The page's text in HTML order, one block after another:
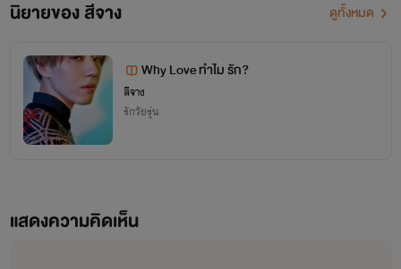
ครอบครัว เธอสวยใจดีกับคนรอบข้าง เย็นชา เเละไม่ยอมใคร
มาอยู่ภายใต้คนใจร้ายคนหนึ่ง ด้วยเรื่องที่เธอไม่คิดว่าจะเกิดขึ้น
นิยายของ สีจาง ดูทั้งหมด
Why Love ทำไม รัก?
สีจาง
รักวัยรุ่น
แสดงความคิดเห็น